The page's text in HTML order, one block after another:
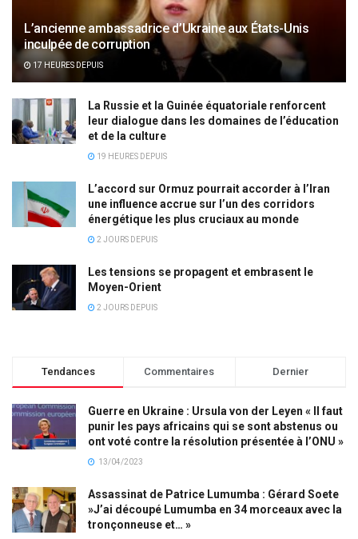
L’ancienne ambassadrice d’Ukraine aux États-Unis
inculpée de corruption
17 HEURES DEPUIS
La Russie et la Guinée équatoriale renforcent
leur dialogue dans les domaines de l’éducation
et de la culture
19 HEURES DEPUIS
L’accord sur Ormuz pourrait accorder à l’Iran
une influence accrue sur l’un des corridors
énergétique les plus cruciaux au monde
2 JOURS DEPUIS
Les tensions se propagent et embrasent le
Moyen-Orient
2 JOURS DEPUIS
Tendances Commentaires Dernier
Guerre en Ukraine : Ursula von der Leyen « Il faut
punir les pays africains qui se sont abstenus ou
ont voté contre la résolution présentée à l’ONU »
13/04/2023
Assassinat de Patrice Lumumba : Gérard Soete
»J’ai découpé Lumumba en 34 morceaux avec la
tronçonneuse et… »